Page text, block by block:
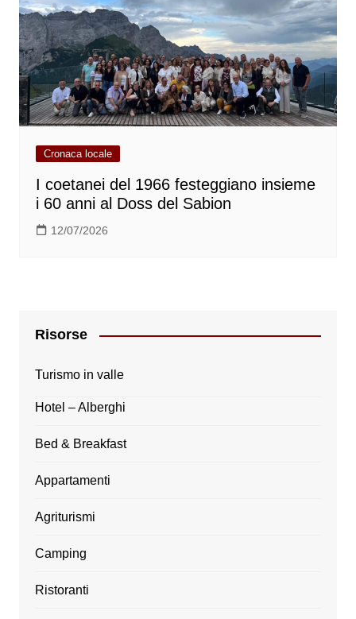
Cronaca locale
I coetanei del 1966 festeggiano insieme
i 60 anni al Doss del Sabion
12/07/2026
Risorse
Turismo in valle
Hotel – Alberghi
Bed & Breakfast
Appartamenti
Agriturismi
Camping
Ristoranti